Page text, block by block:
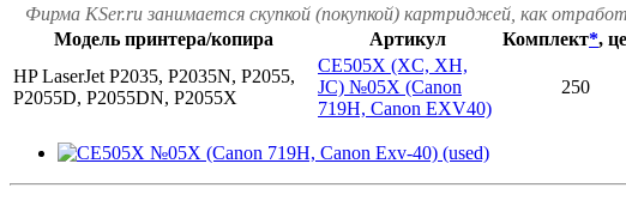
Фирма KSer.ru занимается скупкой (покупкой) картриджей, как
Модель принтера/копира
Артикул Комплект*,
HP LaserJet P2035, P2035N, P2055,
P2055D, P2055DN, P2055X
CE505X (XC, XH,
JC) №05X (Canon
719H, Canon EXV40)
250